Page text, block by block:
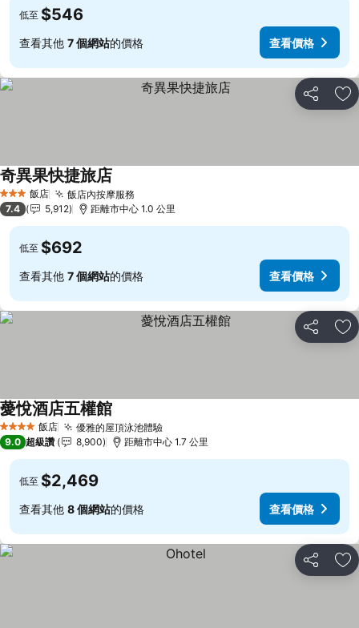
低至 $546
查看其他 7 個網站的價格 查看價格
分享 加
3 星級 飯店 飯店內按摩服務
奇異果快捷旅店
7.4 5,912 距離市中心 1.0 公里
低至 $692
查看其他 7 個網站的價格 查看價格
分享 加
4 星級 飯店 優雅的屋頂泳池體驗查看價格
薆悅酒店五權館
9.0 超級讚 8,900 距離市中心 1.7 公里
低至 $2,469
查看其他 8 個網站的價格 查看價格
分享 加